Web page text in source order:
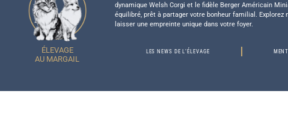
ÉLEVAGE
AU MARGAIL
dynamique Welsh Corgi et le fidèle Berger Américain
équilibré, prêt à partager votre bonheur familial. Explorez
laisser une empreinte unique dans votre foyer.
LES NEWS DE L’ÉLEVAGE